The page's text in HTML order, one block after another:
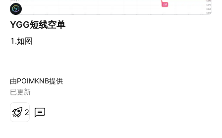
YGG短线空单
1.如图
由POIMKNB提供
已更新
2